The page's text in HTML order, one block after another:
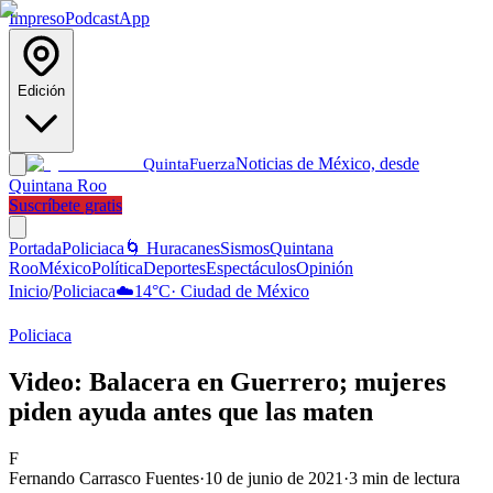
ImpresoPodcastApp
Edición
QuintaFuerzaNoticias de México, desde
Quintana Roo
Suscríbete gratis
PortadaPoliciaca 🌀 HuracanesSismosQuintana
RooMéxicoPolíticaDeportesEspectáculosOpinión
Inicio/Policiaca☁️14°C· Ciudad de México
Policiaca
Video: Balacera en Guerrero; mujeres
piden ayuda antes que las maten
F
Fernando Carrasco Fuentes·10 de junio de 2021 ·3 min de lectura